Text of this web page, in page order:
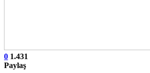
0 1.431
Paylaş